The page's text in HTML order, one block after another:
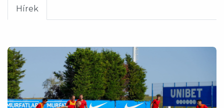
Hírek